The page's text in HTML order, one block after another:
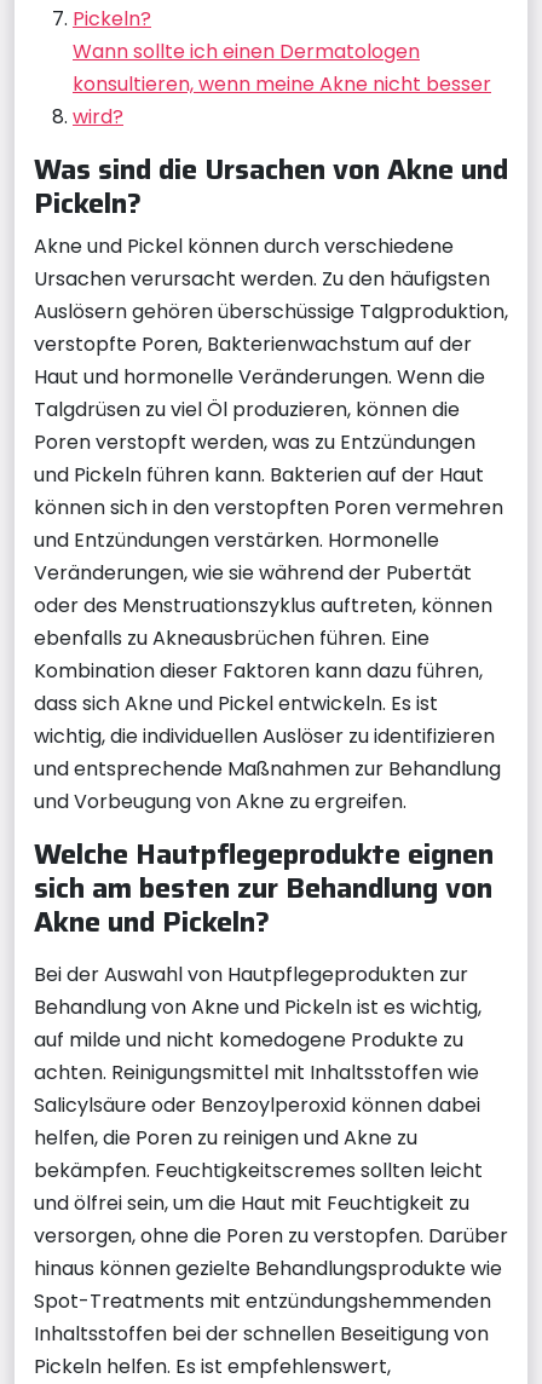
Pickeln?
Wann sollte ich einen Dermatologen
konsultieren, wenn meine Akne nicht besser
wird?
Was sind die Ursachen von Akne und
Pickeln?
Akne und Pickel können durch verschiedene
Ursachen verursacht werden. Zu den häufigsten
Auslösern gehören überschüssige Talgproduktion,
verstopfte Poren, Bakterienwachstum auf der
Haut und hormonelle Veränderungen. Wenn die
Talgdrüsen zu viel Öl produzieren, können die
Poren verstopft werden, was zu Entzündungen
und Pickeln führen kann. Bakterien auf der Haut
können sich in den verstopften Poren vermehren
und Entzündungen verstärken. Hormonelle
Veränderungen, wie sie während der Pubertät
oder des Menstruationszyklus auftreten, können
ebenfalls zu Akneausbrüchen führen. Eine
Kombination dieser Faktoren kann dazu führen,
dass sich Akne und Pickel entwickeln. Es ist
wichtig, die individuellen Auslöser zu identifizieren
und entsprechende Maßnahmen zur Behandlung
und Vorbeugung von Akne zu ergreifen.
Welche Hautpflegeprodukte eignen
sich am besten zur Behandlung von
Akne und Pickeln?
Bei der Auswahl von Hautpflegeprodukten zur
Behandlung von Akne und Pickeln ist es wichtig,
auf milde und nicht komedogene Produkte zu
achten. Reinigungsmittel mit Inhaltsstoffen wie
Salicylsäure oder Benzoylperoxid können dabei
helfen, die Poren zu reinigen und Akne zu
bekämpfen. Feuchtigkeitscremes sollten leicht
und ölfrei sein, um die Haut mit Feuchtigkeit zu
versorgen, ohne die Poren zu verstopfen. Darüber
hinaus können gezielte Behandlungsprodukte wie
Spot-Treatments mit entzündungshemmenden
Inhaltsstoffen bei der schnellen Beseitigung von
Pickeln helfen. Es ist empfehlenswert,